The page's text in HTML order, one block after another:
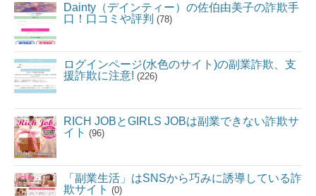
Dainty（デインティー）の佐伯由美子の詐欺手
口！口コミや評判 (78)
ログインページ(水色のサイト)の副業詐欺、支
援詐欺に注意! (226)
RICH JOBとGIRLS JOBは副業できない詐欺サ
イト (96)
「副業生活」はSNSから巧みに誘導している詐
欺サイト (0)